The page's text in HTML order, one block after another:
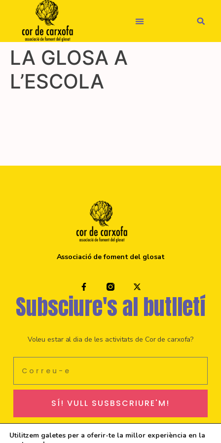
LA GLOSA A
L’ESCOLA
Associació de foment del glosat
Subsciure's al butlletí
Voleu estar al dia de les activitats de Cor de carxofa?
SÍ! VULL SUSBSCRIURE'M!
Utilitzem galetes per a oferir-te la millor experiència en la